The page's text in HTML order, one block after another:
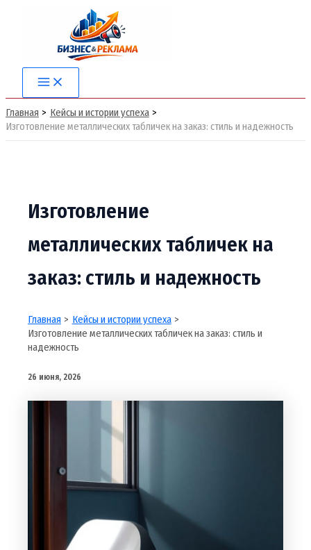
содержимому
Main
Menu
Главная
Кейсы и истории успеха
Изготовление металлических табличек на заказ: стиль и надежность
Изготовление
металлических табличек на
заказ: стиль и надежность
Главная
Кейсы и истории успеха
Изготовление металлических табличек на заказ: стиль и
надежность
26 июня, 2026